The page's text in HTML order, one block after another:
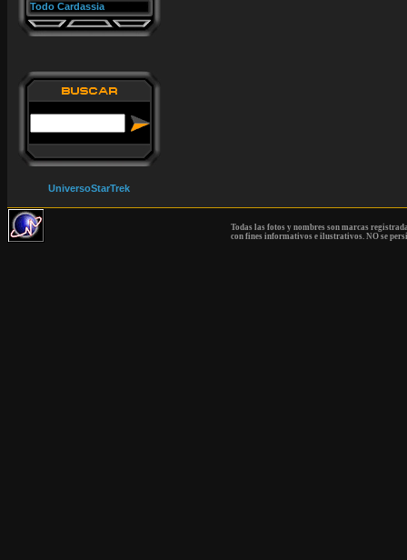
Todo Cardassia
UniversoStarTrek
Todas las fotos y nombres son marcas
con fines informativos e ilustrativos. NO se